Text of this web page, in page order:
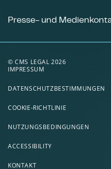
Presse- und
© CMS LEGAL 2026
IMPRESSUM
DATENSCHUTZBESTIMMUNGEN
COOKIE-RICHTLINIE
NUTZUNGSBEDINGUNGEN
ACCESSIBILITY
KONTAKT